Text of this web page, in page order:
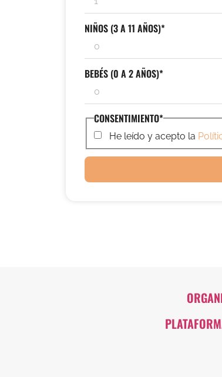
NIÑOS (3 A 11 AÑOS)*
BEBÉS (0 A 2 AÑOS)*
CONSENTIMIENTO*
He leído y acepto la